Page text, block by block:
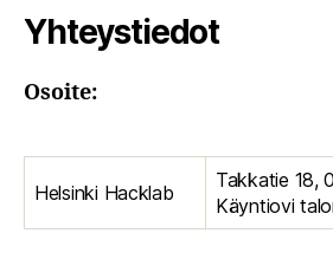
Yhteystiedot
Osoite:
Helsinki Hacklab
Takkatie 18,
Käyntiovi